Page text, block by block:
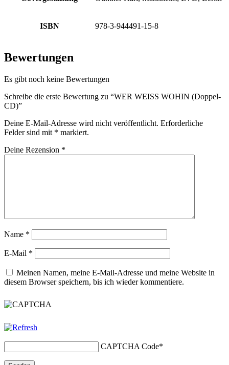
ISBN 978-3-944491-15-8
Bewertungen
Es gibt noch keine Bewertungen
Schreibe die erste Bewertung zu “WER WEISS WOHIN (Doppel-
CD)”
Deine E-Mail-Adresse wird nicht veröffentlicht. Erforderliche
Felder sind mit * markiert.
Deine Rezension *
Name *
E-Mail *
Meinen Namen, meine E-Mail-Adresse und meine Website in
diesem Browser speichern, bis ich wieder kommentiere.
CAPTCHA Code*